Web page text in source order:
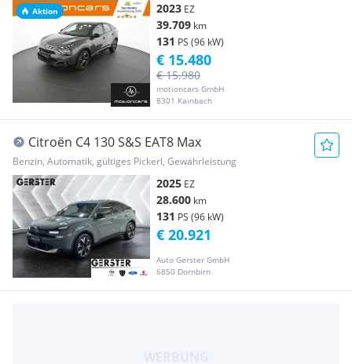
Aktion 2023 EZ
39.709 km
131 PS (96 kW)
motioncars GmbH
8301 Kainbach
€ 15.980
€ 15.480
Citroën C4 130 S&S EAT8 Max
Benzin, Automatik, gültiges Pickerl, Gewährleistung
2025 EZ
28.600 km
131 PS (96 kW)
Auto Gerster GmbH
6850 Dornbirn
€ 20.921